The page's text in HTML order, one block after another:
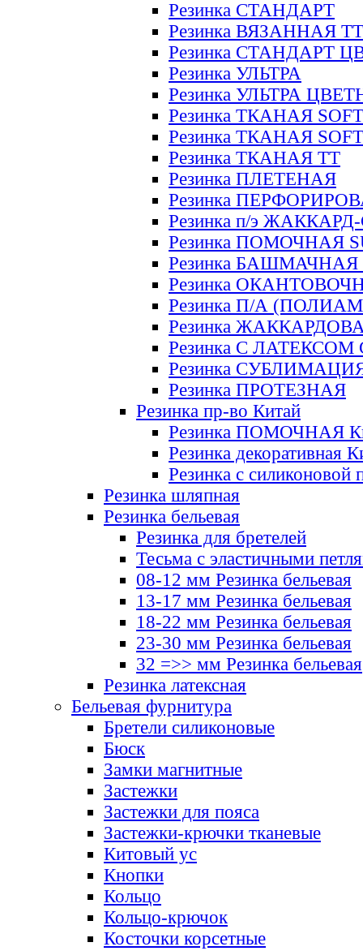
Резинка СТАНДАРТ
Резинка ВЯЗАННАЯ ТТ
Резинка СТАНДАРТ
Резинка УЛЬТРА
Резинка УЛЬТРА
Резинка ТКАНАЯ SOFT
Резинка ТКАНАЯ
Резинка ТКАНАЯ ТТ
Резинка ПЛЕТЕНАЯ
Резинка
Резинка п/э
Резинка ПОМОЧНАЯ
Резинка БАШМАЧНАЯ
Резинка
Резинка П/А
Резинка
Резинка С ЛАТЕКСОМ
Резинка
Резинка ПРОТЕЗНАЯ
Резинка пр-во Китай
Резинка ПОМОЧНАЯ
Резинка декоративная
Резинка с силиконовой
Резинка шляпная
Резинка бельевая
Резинка для бретелей
Тесьма с эластичными
08-12 мм Резинка бельевая
13-17 мм Резинка бельевая
18-22 мм Резинка бельевая
23-30 мм Резинка бельевая
32 =>> мм Резинка бельевая
Резинка латексная
Бельевая фурнитура
Бретели силиконовые
Бюск
Замки магнитные
Застежки
Застежки для пояса
Застежки-крючки тканевые
Китовый ус
Кнопки
Кольцо
Кольцо-крючок
Косточки корсетные